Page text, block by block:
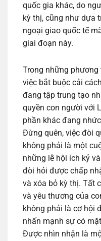
quốc gia khác, do
kỳ thị, cũng như dựa
ngoại giao quốc tế
giai đoạn này.
Trong những
việc bắt buộc cải
đang tập trung tạo
quyền con người với
phần khác đang
Đừng quên, việc đòi
không phải là một
những lễ hội ích kỷ
đòi hỏi được chấp
và xóa bỏ kỳ thị. Tất
và yêu thương của
không phải là cơ hội
nhấn mạnh sự có
Được nhìn nhận là